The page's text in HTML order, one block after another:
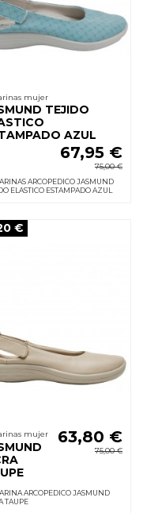
mujer
TEJIDO
AZUL
67,95 €
75,00 €
ARCOPEDICO JASMUND
ELASTICO ESTAMPADO AZUL
€
mujer 63,80 €
75,00 €
ARCOPEDICO JASMUND
TAUPE